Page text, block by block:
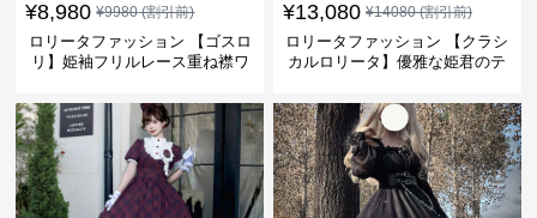
¥8,980 ¥9980(割引前)
ロリータファッション 【ゴスロ
リ】姫袖フリルレース重ね襟ワ
¥13,080 ¥14080(割引前)
ロリータファッション 【クラシ
カルロリータ】優雅な姫君のテ